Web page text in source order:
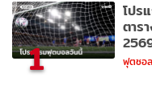
1
โปร
ตาร
ฟุตซอล